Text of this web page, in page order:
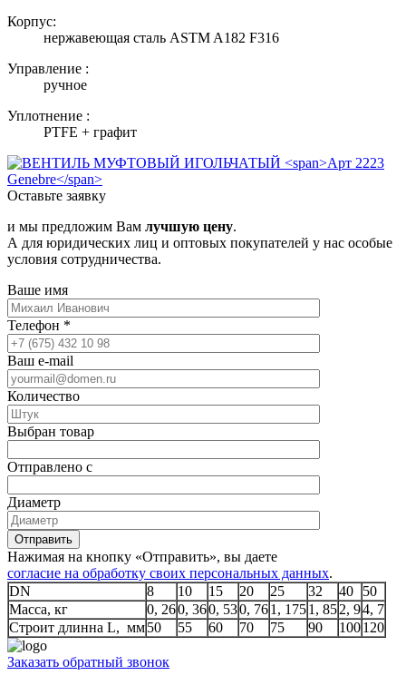
Корпус:
нержавеющая сталь ASTM A182 F316
Управление :
ручное
Уплотнение :
PTFE + графит
Оставьте заявку
и мы предложим Вам лучшую цену.
А для юридических лиц и оптовых покупателей у нас особые
условия сотрудничества.
Ваше имя
Телефон *
Ваш e-mail
Количество
Выбран товар
Отправлено с
Диаметр
Отправить
Нажимая на кнопку «Отправить», вы даете
согласие на обработку своих персональных данных.
DN
8 10 15 20 25 32 40
50
Масса, кг
0, 260, 360, 530, 761, 1751, 852, 94, 7
Строит длинна L, мм50 55 60 70 75 90 100120
Заказать обратный звонок